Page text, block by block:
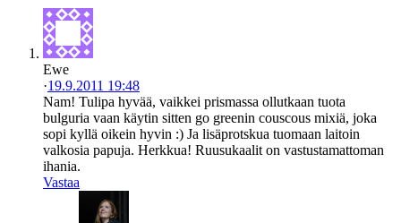
Ewe
·19.9.2011 19:48
Nam! Tulipa hyvää, vaikkei prismassa ollutkaan tuota
bulguria vaan käytin sitten go greenin couscous mixiä, joka
sopi kyllä oikein hyvin :) Ja lisäprotskua tuomaan laitoin
valkosia papuja. Herkkua! Ruusukaalit on vastustamattoman
ihania.
Vastaa